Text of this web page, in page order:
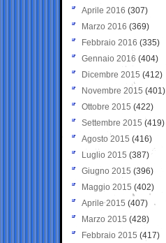
Aprile 2016 (307)
Marzo 2016 (369)
Febbraio 2016 (335)
Gennaio 2016 (404)
Dicembre 2015 (412)
Novembre 2015 (401)
Ottobre 2015 (422)
Settembre 2015 (419)
Agosto 2015 (416)
Luglio 2015 (387)
Giugno 2015 (396)
Maggio 2015 (402)
Aprile 2015 (407)
Marzo 2015 (428)
Febbraio 2015 (417)